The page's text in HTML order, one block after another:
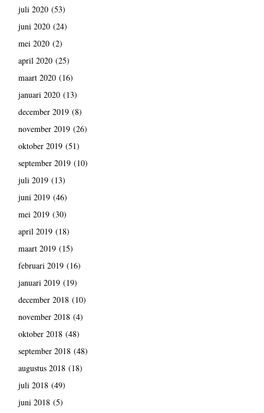
juli 2020(53)
juni 2020(24)
mei 2020(2)
april 2020(25)
maart 2020(16)
januari 2020(13)
december 2019(8)
november 2019(26)
oktober 2019(51)
september 2019(10)
juli 2019(13)
juni 2019(46)
mei 2019(30)
april 2019(18)
maart 2019(15)
februari 2019(16)
januari 2019(19)
december 2018(10)
november 2018(4)
oktober 2018(48)
september 2018(48)
augustus 2018(18)
juli 2018(49)
juni 2018(5)